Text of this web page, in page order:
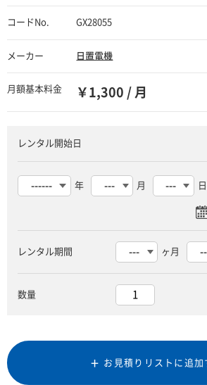
コードNo. GX28055
メーカー 日置電機
月額基本料金 ￥1,300 / 月
レンタル開始日
年 月
レンタル期間 ヶ月
数量
お見積りリストに追加